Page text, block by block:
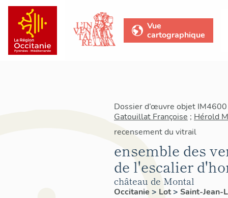
Vue
cartographique
Dossier d’œuvre objet
Gatouillat Françoise ; Hérold
recensement du vitrail
ensemble des
de l'escalier
château de Montal
Occitanie > Lot> Saint-Jean-